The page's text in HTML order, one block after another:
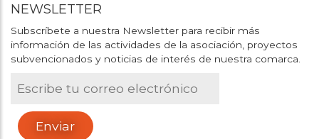
NEWSLETTER
Subscríbete a nuestra Newsletter para recibir más
información de las actividades de la asociación, proyectos
subvencionados y noticias de interés de nuestra comarca.